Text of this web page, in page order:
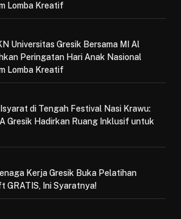
Lomba Kreatif
Universitas Gresik Bersama MI Al
Peringatan Hari Anak Nasional
Lomba Kreatif
di Tengah Festival Nasi Krawu:
Gresik Hadirkan Ruang Inklusif untuk
Kerja Gresik Buka Pelatihan
GRATIS, Ini Syaratnya!